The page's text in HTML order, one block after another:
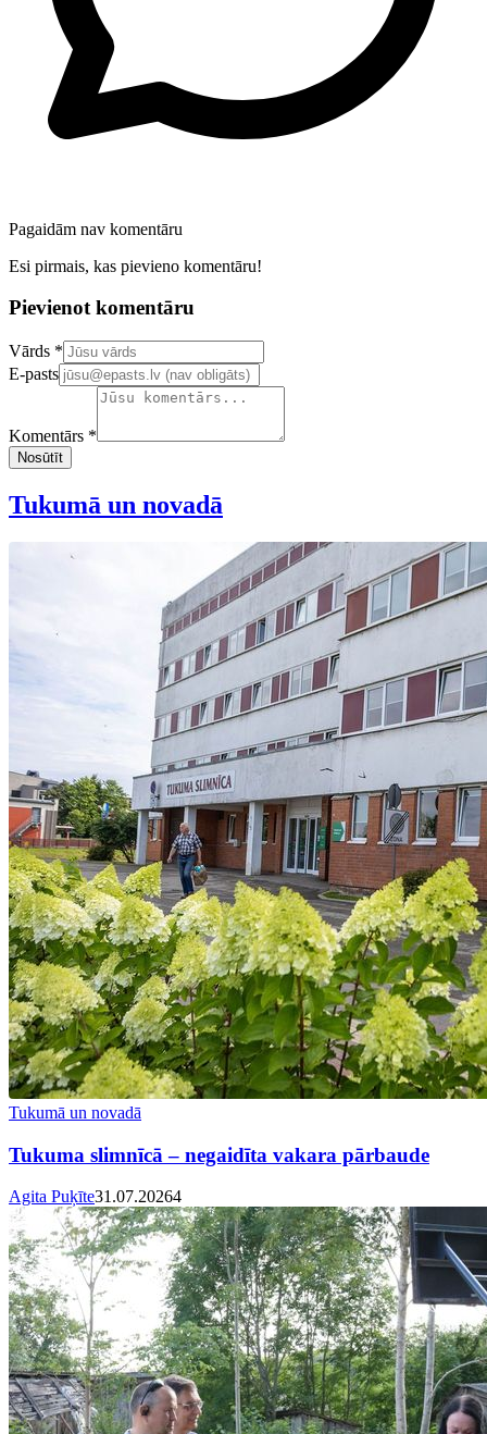
Pagaidām nav komentāru
Esi pirmais, kas pievieno komentāru!
Pievienot komentāru
Confirm your email address
Vārds *
E-pasts
Komentārs *
Nosūtīt
Tukumā un novadā
Tukumā un novadā
Tukuma slimnīcā – negaidīta vakara pārbaude
Agita Puķīte31.07.20264